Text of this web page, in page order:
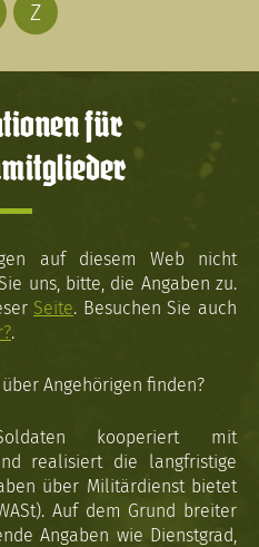
Z
für
auf diesem Web nicht
uns, bitte, die Angaben zu.
Seite. Besuchen Sie auch
.
Angehörigen finden?
kooperiert mit
realisiert die langfristige
über Militärdienst bietet
Auf dem Grund breiter
Angaben wie Dienstgrad,